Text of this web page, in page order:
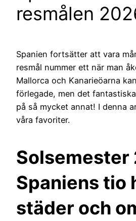
resmålen
Spanien fortsätter att vara
resmål nummer ett när man
Mallorca och Kanarieöarna
förlegade, men det
på så mycket annat! I denna
våra favoriter.
Solsemester
Spaniens tio
städer och